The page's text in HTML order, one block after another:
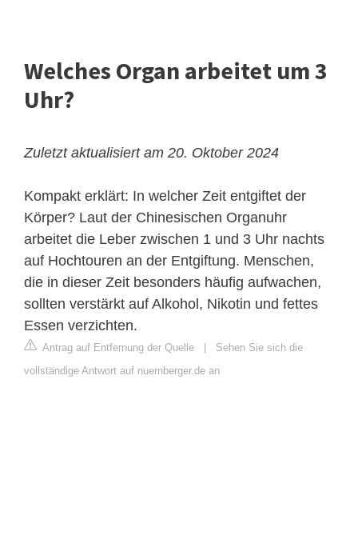
Welches Organ arbeitet um 3
Uhr?
Zuletzt aktualisiert am 20. Oktober 2024
Kompakt erklärt: In welcher Zeit entgiftet der
Körper? Laut der Chinesischen Organuhr
arbeitet die Leber zwischen 1 und 3 Uhr nachts
auf Hochtouren an der Entgiftung. Menschen,
die in dieser Zeit besonders häufig aufwachen,
sollten verstärkt auf Alkohol, Nikotin und fettes
Essen verzichten.
Antrag auf Entfernung der Quelle
Sehen Sie sich die
vollständige Antwort auf nuernberger.de an